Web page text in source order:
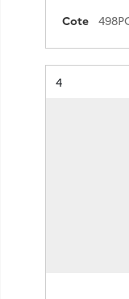
Cote
Résultat n°
4